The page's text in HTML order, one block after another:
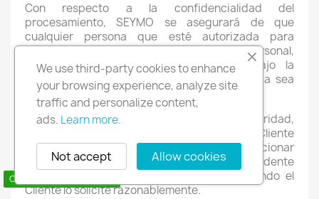
Con respecto a la confidencialidad del
procesamiento, SEYMO se asegurará de que
cualquier persona que esté autorizada para
procesar los datos del cliente (incluido su personal,
colaboradores y prestadores), estará bajo la
obligación apropiada de confidencialidad (ya sea
un deber contractual o legal).
Cuando se presente algún incidente de seguridad,
al darse cuenta SEYMO , deberá notificar al Cliente
sin demoras indebidas y deberá proporcionar
información oportuna relacionada con el Incidente
de Seguridad tal como se conozca o cuando el
Cliente lo solicite razonablemente.
Contact us via WhatsApp
We use third-party cookies to enhance
your browsing experience, analyze site
traffic and personalize content,
ads. Learn more.
Allow cookies
Not accept